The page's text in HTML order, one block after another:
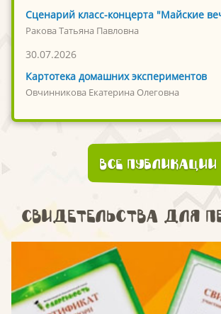
Сценарий класс-концерта "Майские
Ракова Татьяна Павловна
30.07.2026
Картотека домашних экспериментов
Овчинникова Екатерина Олеговна
Все публикации
Свидетельства для